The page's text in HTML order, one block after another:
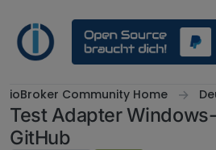
ioBroker Community Home
Test Adapter
GitHub